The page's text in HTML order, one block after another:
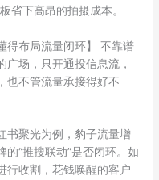
省下高昂的拍摄成本。
得布局流量闭环】 不靠谱
场，只开通投信息流，
也不管流量承接得好不
书聚光为例，豹子流量增
“推搜联动”是否闭环。如
行收割，花钱唤醒的客户